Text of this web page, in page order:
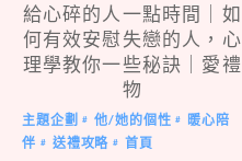
給心碎的人一點時間｜如
何有效安慰失戀的人，心
理學教你一些秘訣｜愛禮
物
主題企劃 # 他/她的個性 #
暖心陪
伴 # 送禮攻略 #
首頁